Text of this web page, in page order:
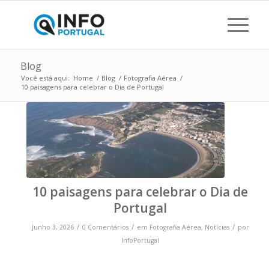
Blog
Você está aqui: Home / Blog / Fotografia Aérea /
10 paisagens para celebrar o Dia de Portugal
10 paisagens para celebrar o Dia de
Portugal
Junho 3, 2026 / 0 Comentários / em Fotografia Aérea, Notícias / por
InfoPortugal